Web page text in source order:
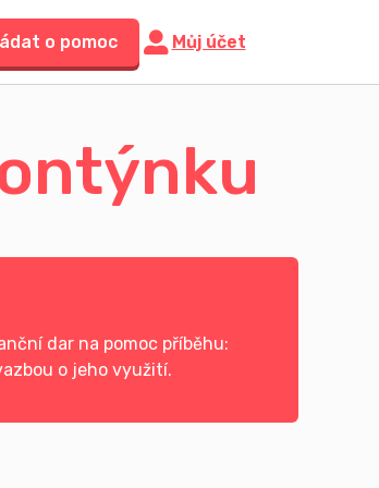
o pomoc Můj účet
dar na pomoc příběhu:
o jeho využití.